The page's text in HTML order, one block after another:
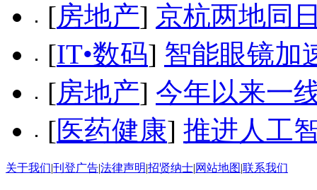
[房地产] 京杭两地同
[IT•数码] 智能眼镜加
[房地产] 今年以来一
[医药健康] 推进人工
关于我们|刊登广告|法律声明|招贤纳士|网站地图|联系我们